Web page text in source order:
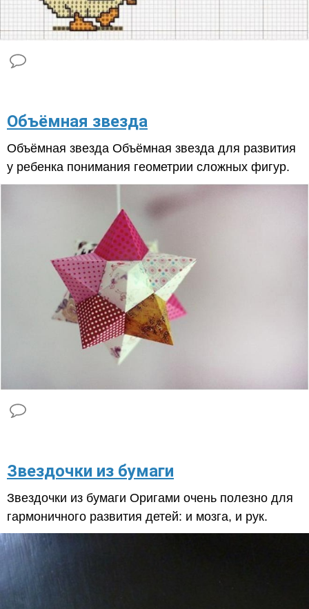
​Объёмная звезда
Объёмная звезда Объёмная звезда для развития
у ребенка понимания геометрии сложных фигур.
Звездочки из бумаги
Звездочки из бумаги Оригами очень полезно для
гармоничного развития детей: и мозга, и рук.